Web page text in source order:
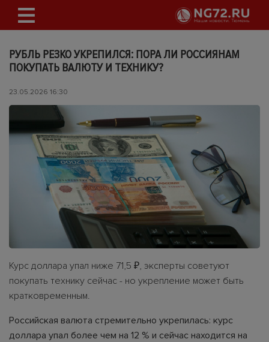
РУБЛЬ РЕЗКО УКРЕПИЛСЯ: ПОРА ЛИ РОССИЯНАМ
ПОКУПАТЬ ВАЛЮТУ И ТЕХНИКУ?
23.05.2026 16:30
Курс доллара упал ниже 71,5 ₽, эксперты советуют
покупать технику сейчас - но укрепление может быть
кратковременным.
Российская валюта стремительно укрепилась: курс
доллара упал более чем на 12 % и сейчас находится на